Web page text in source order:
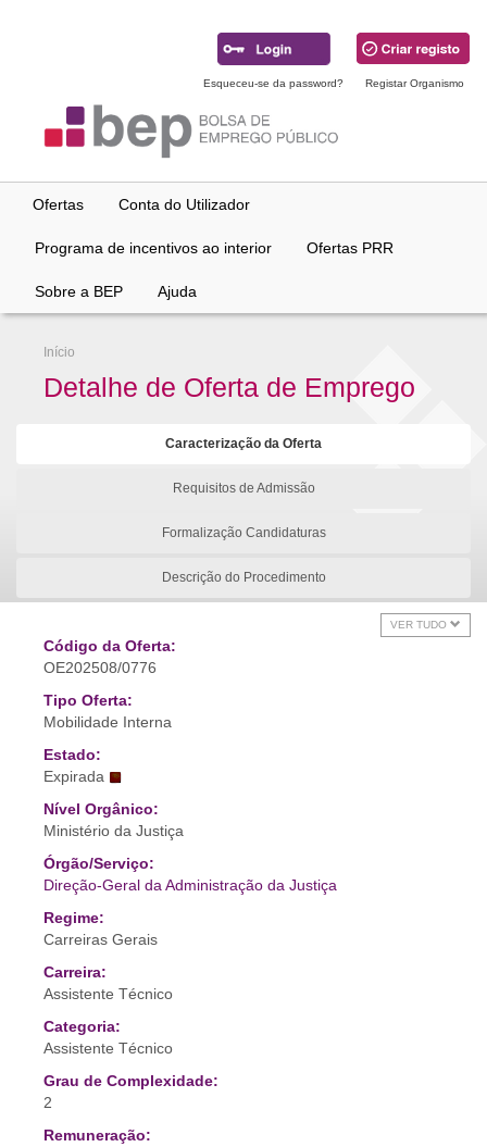
Esqueceu-se da password? Registar Organismo
Ofertas Conta do Utilizador
Programa de incentivos ao interior Ofertas PRR
Sobre a BEP Ajuda
Início
Detalhe de Oferta de Emprego
Caracterização da Oferta
Requisitos de Admissão
Formalização Candidaturas
Descrição do Procedimento
VER TUDO
Código da Oferta:
OE202508/0776
Tipo Oferta:
Mobilidade Interna
Estado:
Expirada
Nível Orgânico:
Ministério da Justiça
Órgão/Serviço:
Direção-Geral da Administração da Justiça
Regime:
Carreiras Gerais
Carreira:
Assistente Técnico
Categoria:
Assistente Técnico
Grau de Complexidade:
2
Remuneração: